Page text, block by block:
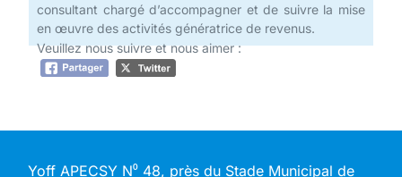
consultant chargé d’accompagner et de suivre la mise
en œuvre des activités génératrice de revenus.
Veuillez nous suivre et nous aimer :
Yoff APECSY N⁰ 48, près du Stade Municipal de